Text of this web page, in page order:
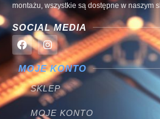
montażu, wszystkie są dostępne w naszym
SOCIAL MEDIA
MOJE KONTO
SKLEP
MOJE KONTO